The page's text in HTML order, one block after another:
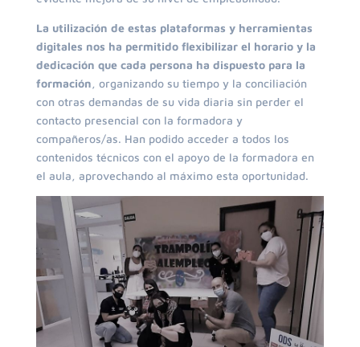
La utilización de estas plataformas y herramientas
digitales nos ha permitido flexibilizar el horario y la
dedicación que cada persona ha dispuesto para la
formación, organizando su tiempo y la conciliación
con otras demandas de su vida diaria sin perder el
contacto presencial con la formadora y
compañeros/as. Han podido acceder a todos los
contenidos técnicos con el apoyo de la formadora en
el aula, aprovechando al máximo esta oportunidad.